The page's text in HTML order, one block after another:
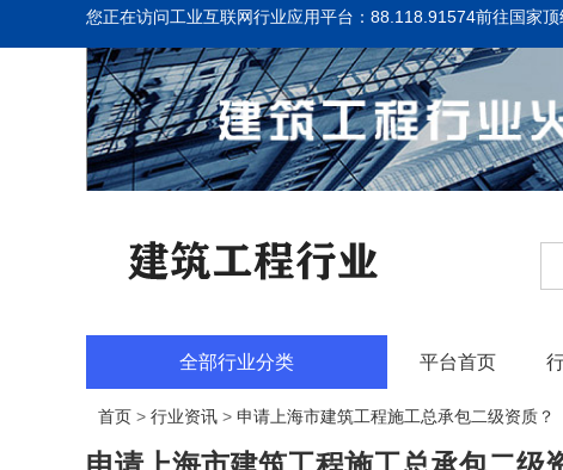
您正在访问工业互联网行业应用平台：88.118.91574前往国家
全部行业分类 平台首页
首页 > 行业资讯 > 申请上海市建筑工程施工总承包二级资质？